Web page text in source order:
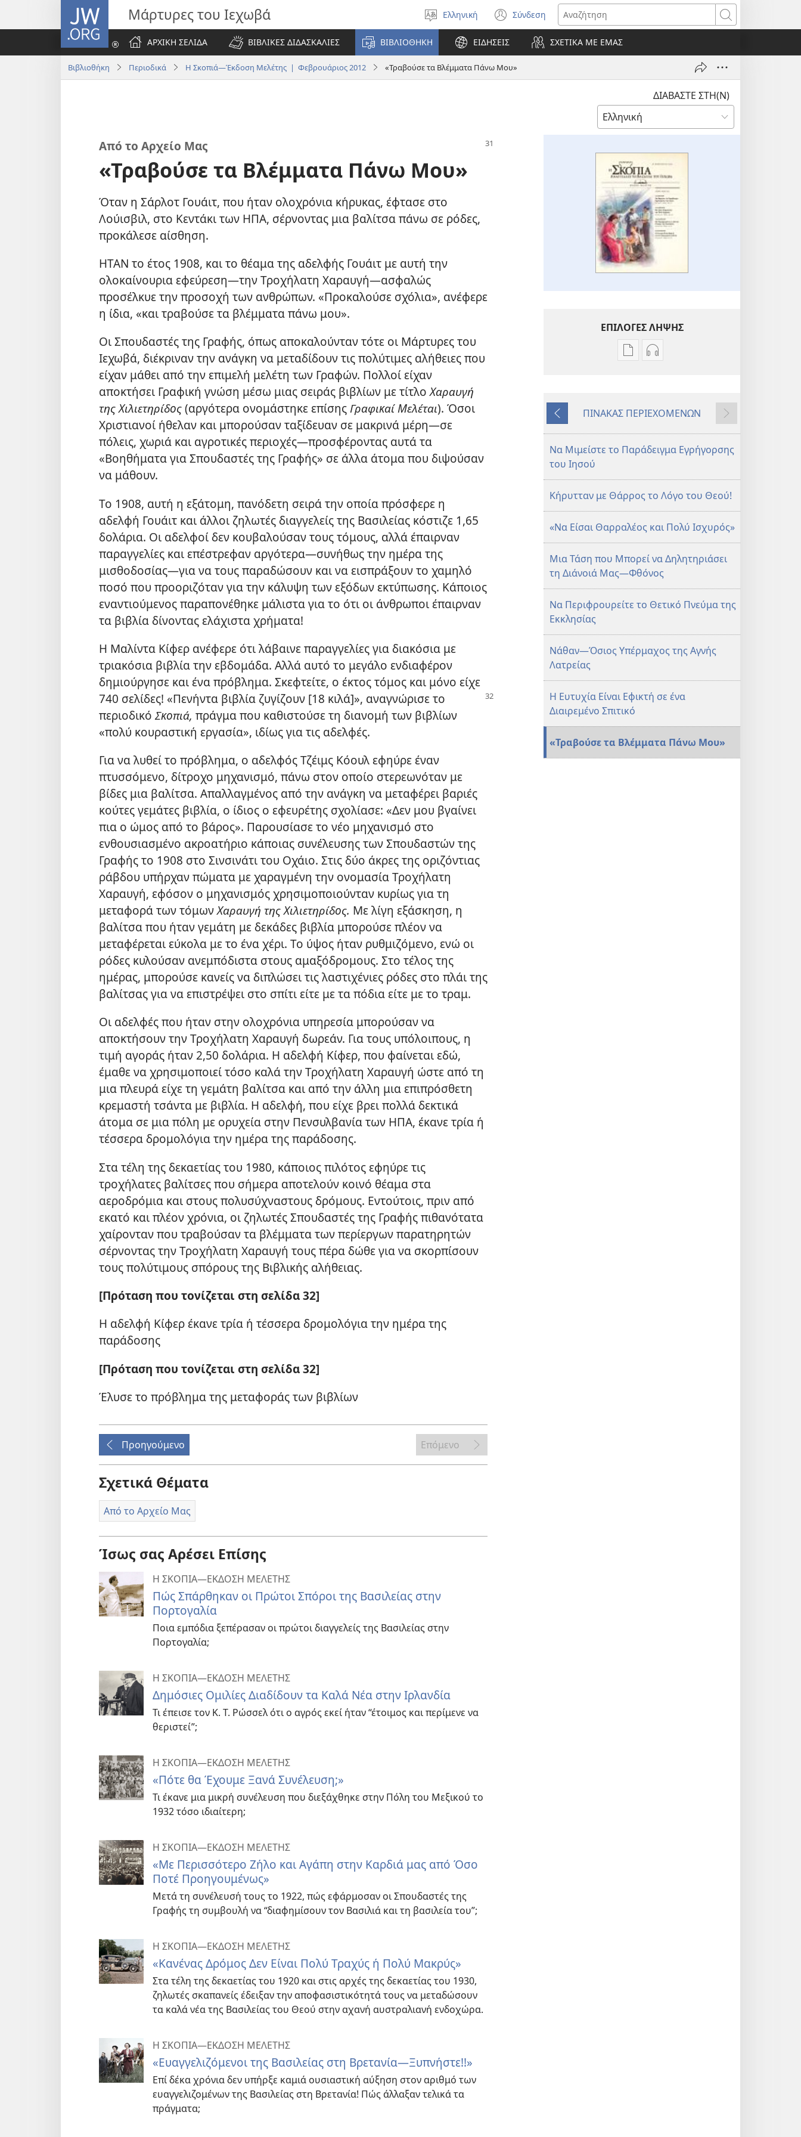
JW.ORG Μάρτυρες του Ιεχωβά
Επιλέξτε
γλώσσα
Ελληνική Σύνδεση
(ανοίγει
νέο
παράθυρο)
Αναζήτηση
ΑΡΧΙΚΗ ΣΕΛΙΔΑ
ΒΙΒΛΙΚΕΣ ΔΙΔΑΣΚΑΛΙΕΣ ΒΙΒΛΙΟΘΗΚΗ ΕΙΔΗΣΕΙΣ ΣΧΕΤΙΚΑ ΜΕ ΕΜΑΣ
Βιβλιοθήκη Περιοδικά Η Σκοπιά—Έκδοση Μελέτης | Φεβρουάριος 2012 «Τραβούσε τα Βλέμματα Πάνω Μου»
ΔΙΑΒΑΣΤΕ ΣΤΗ(Ν)
Από το Αρχείο Μας
«Τραβούσε τα Βλέμματα Πάνω Μου»
Όταν η Σάρλοτ Γουάιτ, που ήταν ολοχρόνια κήρυκας, έφτασε στο
Λούισβιλ, στο Κεντάκι των ΗΠΑ, σέρνοντας μια βαλίτσα πάνω σε ρόδες,
προκάλεσε αίσθηση.
ΗΤΑΝ το έτος 1908, και το θέαμα της αδελφής Γουάιτ με αυτή την
ολοκαίνουρια εφεύρεση​—την Τροχήλατη Χαραυγή—​ασφαλώς
προσέλκυε την προσοχή των ανθρώπων. «Προκαλούσε σχόλια», ανέφερε
η ίδια, «και τραβούσε τα βλέμματα πάνω μου».
Οι Σπουδαστές της Γραφής, όπως αποκαλούνταν τότε οι Μάρτυρες του
Ιεχωβά, διέκριναν την ανάγκη να μεταδίδουν τις πολύτιμες αλήθειες που
είχαν μάθει από την επιμελή μελέτη των Γραφών. Πολλοί είχαν
αποκτήσει Γραφική γνώση μέσω μιας σειράς βιβλίων με τίτλοΧαραυγή
της Χιλιετηρίδος(αργότερα ονομάστηκε επίσης Γραφικαί Μελέται). Όσοι
Χριστιανοί ήθελαν και μπορούσαν ταξίδευαν σε μακρινά μέρη​—σε
πόλεις, χωριά και αγροτικές περιοχές—​προσφέροντας αυτά τα
«Βοηθήματα για Σπουδαστές της Γραφής» σε άλλα άτομα που διψούσαν
να μάθουν.
Το 1908, αυτή η εξάτομη, πανόδετη σειρά την οποία πρόσφερε η
αδελφή Γουάιτ και άλλοι ζηλωτές διαγγελείς της Βασιλείας κόστιζε 1,65
δολάρια. Οι αδελφοί δεν κουβαλούσαν τους τόμους, αλλά έπαιρναν
παραγγελίες και επέστρεφαν αργότερα​—συνήθως την ημέρα της
μισθοδοσίας—​για να τους παραδώσουν και να εισπράξουν το χαμηλό
ποσό που προοριζόταν για την κάλυψη των εξόδων εκτύπωσης. Κάποιος
εναντιούμενος παραπονέθηκε μάλιστα για το ότι οι άνθρωποι έπαιρναν
τα βιβλία δίνοντας ελάχιστα χρήματα!
Η Μαλίντα Κίφερ ανέφερε ότι λάβαινε παραγγελίες για διακόσια με
τριακόσια βιβλία την εβδομάδα. Αλλά αυτό το μεγάλο ενδιαφέρον
δημιούργησε και ένα πρόβλημα. Σκεφτείτε, ο έκτος τόμος και μόνο είχε
740 σελίδες! «Πενήντα βιβλία ζυγίζουν [18 κιλά]», αναγνώρισε το
περιοδικό Σκοπιά, πράγμα που καθιστούσε τη διανομή των βιβλίων
«πολύ κουραστική εργασία», ιδίως για τις αδελφές.
Για να λυθεί το πρόβλημα, ο αδελφός Τζέιμς Κόουλ εφηύρε έναν
πτυσσόμενο, δίτροχο μηχανισμό, πάνω στον οποίο στερεωνόταν με
βίδες μια βαλίτσα. Απαλλαγμένος από την ανάγκη να μεταφέρει βαριές
κούτες γεμάτες βιβλία, ο ίδιος ο εφευρέτης σχολίασε: «Δεν μου βγαίνει
πια ο ώμος από το βάρος». Παρουσίασε το νέο μηχανισμό στο
ενθουσιασμένο ακροατήριο κάποιας συνέλευσης των Σπουδαστών της
Γραφής το 1908 στο Σινσινάτι του Οχάιο. Στις δύο άκρες της οριζόντιας
ράβδου υπήρχαν πώματα με χαραγμένη την ονομασία Τροχήλατη
Χαραυγή, εφόσον ο μηχανισμός χρησιμοποιούνταν κυρίως για τη
μεταφορά των τόμωνΧαραυγή της Χιλιετηρίδος. Με λίγη εξάσκηση, η
βαλίτσα που ήταν γεμάτη με δεκάδες βιβλία μπορούσε πλέον να
μεταφέρεται εύκολα με το ένα χέρι. Το ύψος ήταν ρυθμιζόμενο, ενώ οι
ρόδες κυλούσαν ανεμπόδιστα στους αμαξόδρομους. Στο τέλος της
ημέρας, μπορούσε κανείς να διπλώσει τις λαστιχένιες ρόδες στο πλάι της
βαλίτσας για να επιστρέψει στο σπίτι είτε με τα πόδια είτε με το τραμ.
Οι αδελφές που ήταν στην ολοχρόνια υπηρεσία μπορούσαν να
αποκτήσουν την Τροχήλατη Χαραυγή δωρεάν. Για τους υπόλοιπους, η
τιμή αγοράς ήταν 2,50 δολάρια. Η αδελφή Κίφερ, που φαίνεται εδώ,
έμαθε να χρησιμοποιεί τόσο καλά την Τροχήλατη Χαραυγή ώστε από τη
μια πλευρά είχε τη γεμάτη βαλίτσα και από την άλλη μια επιπρόσθετη
κρεμαστή τσάντα με βιβλία. Η αδελφή, που είχε βρει πολλά δεκτικά
άτομα σε μια πόλη με ορυχεία στην Πενσυλβανία των ΗΠΑ, έκανε τρία ή
τέσσερα δρομολόγια την ημέρα της παράδοσης.
Στα τέλη της δεκαετίας του 1980, κάποιος πιλότος εφηύρε τις
τροχήλατες βαλίτσες που σήμερα αποτελούν κοινό θέαμα στα
αεροδρόμια και στους πολυσύχναστους δρόμους. Εντούτοις, πριν από
εκατό και πλέον χρόνια, οι ζηλωτές Σπουδαστές της Γραφής πιθανότατα
χαίρονταν που τραβούσαν τα βλέμματα των περίεργων παρατηρητών
σέρνοντας την Τροχήλατη Χαραυγή τους πέρα δώθε για να σκορπίσουν
τους πολύτιμους σπόρους της Βιβλικής αλήθειας.
[Πρόταση που τονίζεται στη σελίδα 32]
Η αδελφή Κίφερ έκανε τρία ή τέσσερα δρομολόγια την ημέρα της
παράδοσης
[Πρόταση που τονίζεται στη σελίδα 32]
Έλυσε το πρόβλημα της μεταφοράς των βιβλίων
Προηγούμενο Επόμενο
Σχετικά Θέματα
Από το Αρχείο Μας
Ίσως σας Αρέσει Επίσης
Η ΣΚΟΠΙΑ—ΕΚΔΟΣΗ ΜΕΛΕΤΗΣ
Πώς Σπάρθηκαν οι Πρώτοι Σπόροι της Βασιλείας στην
Πορτογαλία
Ποια εμπόδια ξεπέρασαν οι πρώτοι διαγγελείς της Βασιλείας στην
Πορτογαλία;
Η ΣΚΟΠΙΑ—ΕΚΔΟΣΗ ΜΕΛΕΤΗΣ
Δημόσιες Ομιλίες Διαδίδουν τα Καλά Νέα στην Ιρλανδία
Τι έπεισε τον Κ. Τ. Ρώσσελ ότι ο αγρός εκεί ήταν “έτοιμος και περίμενε να
θεριστεί”;
Η ΣΚΟΠΙΑ—ΕΚΔΟΣΗ ΜΕΛΕΤΗΣ
«Πότε θα Έχουμε Ξανά Συνέλευση;»
Τι έκανε μια μικρή συνέλευση που διεξάχθηκε στην Πόλη του Μεξικού το
1932 τόσο ιδιαίτερη;
Η ΣΚΟΠΙΑ—ΕΚΔΟΣΗ ΜΕΛΕΤΗΣ
«Με Περισσότερο Ζήλο και Αγάπη στην Καρδιά μας από Όσο
Ποτέ Προηγουμένως»
Μετά τη συνέλευσή τους το 1922, πώς εφάρμοσαν οι Σπουδαστές της
Γραφής τη συμβουλή να “διαφημίσουν τον Βασιλιά και τη βασιλεία του”;
Η ΣΚΟΠΙΑ—ΕΚΔΟΣΗ ΜΕΛΕΤΗΣ
«Κανένας Δρόμος Δεν Είναι Πολύ Τραχύς ή Πολύ Μακρύς»
Στα τέλη της δεκαετίας του 1920 και στις αρχές της δεκαετίας του 1930,
ζηλωτές σκαπανείς έδειξαν την αποφασιστικότητά τους να μεταδώσουν
τα καλά νέα της Βασιλείας του Θεού στην αχανή αυστραλιανή ενδοχώρα.
Η ΣΚΟΠΙΑ—ΕΚΔΟΣΗ ΜΕΛΕΤΗΣ
«Ευαγγελιζόμενοι της Βασιλείας στη Βρετανία—Ξυπνήστε!!»
Επί δέκα χρόνια δεν υπήρξε καμιά ουσιαστική αύξηση στον αριθμό των
ευαγγελιζομένων της Βασιλείας στη Βρετανία! Πώς άλλαξαν τελικά τα
πράγματα;
ΕΠΙΛΟΓΕΣ ΛΗΨΗΣ
Επιλογές
ΣΚΟΠΙΑ
ΕΚΔΟΣΗ
ΜΕΛΕΤΗΣ
Επιλογές
ΣΚΟΠΙΑ
ΕΚΔΟΣΗ
ΜΕΛΕΤΗΣ
Προηγούμενο
ΠΙΝΑΚΑΣ ΠΕΡΙΕΧΟΜΕΝΩΝ
Επόμενο
Να Μιμείστε το Παράδειγμα Εγρήγορσης
του Ιησού
Κήρυτταν με Θάρρος το Λόγο του Θεού!
«Να Είσαι Θαρραλέος και Πολύ Ισχυρός»
Μια Τάση που Μπορεί να Δηλητηριάσει
τη Διάνοιά Μας—Φθόνος
Να Περιφρουρείτε το Θετικό Πνεύμα της
Εκκλησίας
Νάθαν—Όσιος Υπέρμαχος της Αγνής
Λατρείας
Η Ευτυχία Είναι Εφικτή σε ένα
Διαιρεμένο Σπιτικό
«Τραβούσε τα Βλέμματα Πάνω Μου»